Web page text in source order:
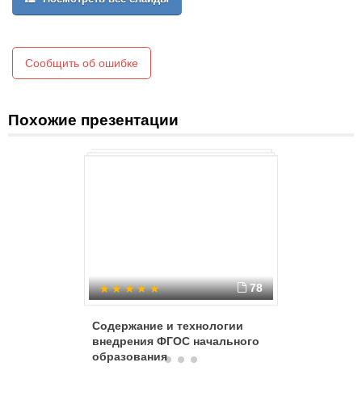
Сообщить об ошибке
Похожие презентации
78
Содержание и технологии
внедрения ФГОС начального
образования